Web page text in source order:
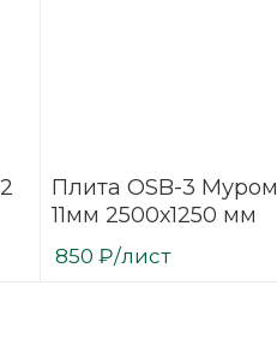
Плита OSB-3 Муром
11мм 2500х1250 мм
850 ₽/лист